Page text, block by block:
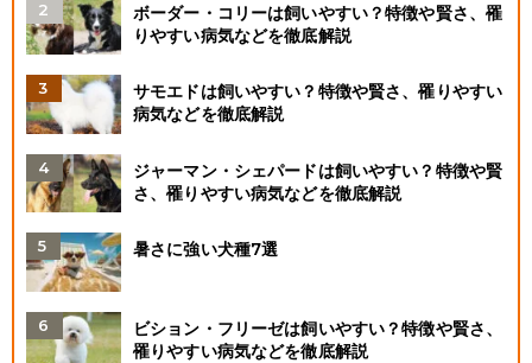
ボーダー・コリーは飼いやすい？特徴や賢さ、罹
りやすい病気などを徹底解説
サモエドは飼いやすい？特徴や賢さ、罹りやすい
病気などを徹底解説
ジャーマン・シェパードは飼いやすい？特徴や賢
さ、罹りやすい病気などを徹底解説
暑さに強い犬種7選
ビション・フリーゼは飼いやすい？特徴や賢さ、
罹りやすい病気などを徹底解説